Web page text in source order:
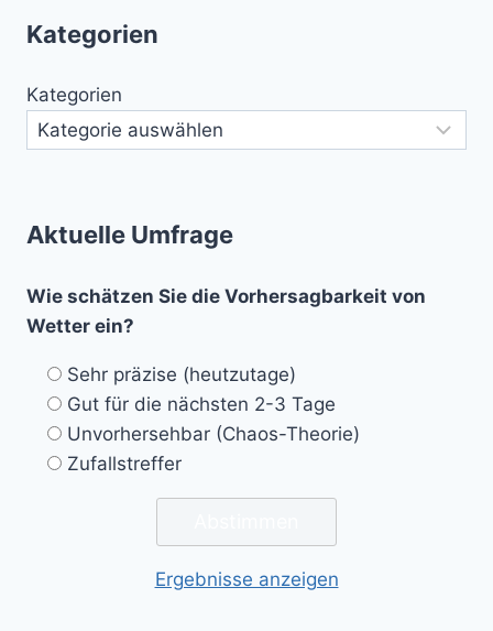
Kategorien
Kategorien
Aktuelle Umfrage
Wie schätzen Sie die Vorhersagbarkeit von
Wetter ein?
Sehr präzise (heutzutage)
Gut für die nächsten 2-3 Tage
Unvorhersehbar (Chaos-Theorie)
Zufallstreffer
Ergebnisse anzeigen